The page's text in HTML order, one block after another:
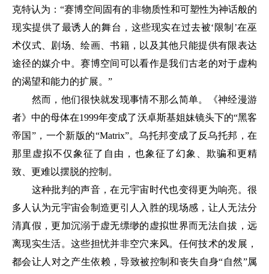
克特认为：“赛博空间固有的非物质性和可塑性为神话般的
现实提供了最诱人的舞台，这些现实在过去被‘限制’在巫
术仪式、剧场、绘画、书籍，以及其他只能提供有限表达
途径的媒介中。赛博空间可以看作是我们古老的对于虚构
的渴望和能力的扩展。”
然而，他们很快就发现事情不那么简单。《神经漫游
者》中的母体在1999年变成了沃卓斯基姐妹镜头下的“黑客
帝国”，一个新版的“Matrix”。乌托邦变成了反乌托邦，在
那里虚拟不仅象征了自由，也象征了幻象、欺骗和更精
致、更难以摆脱的控制。
这种批判的声音，在元宇宙时代也变得更为响亮。很
多人认为元宇宙会制造更引人入胜的现场感，让人无法分
清真假，更加沉溺于虚无缥缈的虚拟世界而无法自拔，远
离现实生活。这些担忧并非空穴来风。任何技术的发展，
都会让人对之产生依赖，导致被控制和丧失自身“自然”属